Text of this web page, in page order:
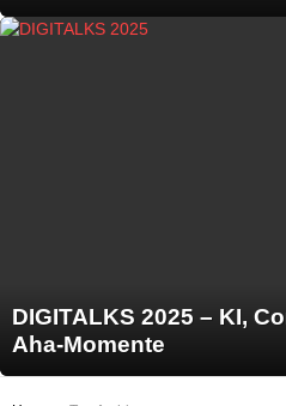
DIGITALKS 2025 – KI,
Aha-Momente